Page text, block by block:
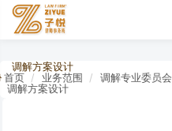
调解方案设计
首页
业务范围 调解专业委员会
调解方案设计